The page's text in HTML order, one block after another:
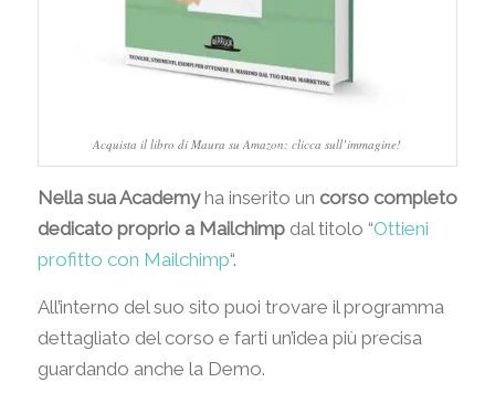
Acquista il libro di Maura su Amazon: clicca sull’immagine!
Nella sua Academyha inserito un corso completo
dedicato proprio a Mailchimpdal titolo “Ottieni
profitto con Mailchimp“.
All’interno del suo sito puoi trovare il programma
dettagliato del corso e farti un’idea più precisa
guardando anche la Demo.